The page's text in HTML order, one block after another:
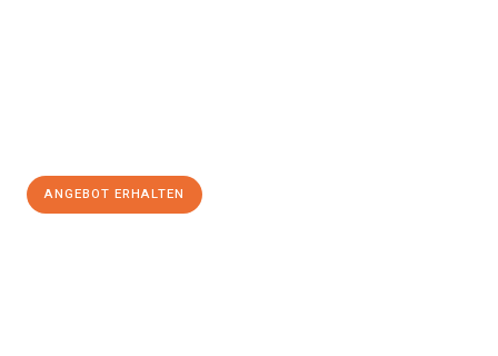
ANGEBOT ERHALTEN